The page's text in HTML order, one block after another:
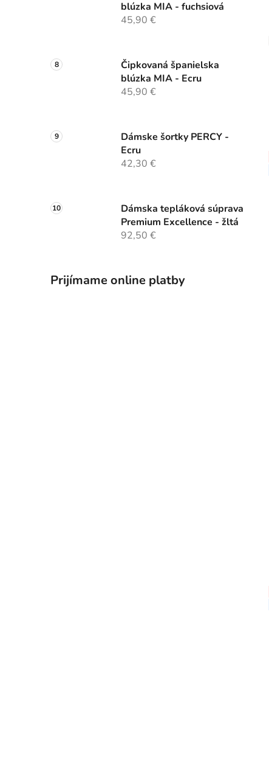
blúzka MIA - fuchsiová
45,90 €
Čipkovaná španielska
blúzka MIA - Ecru
45,90 €
Dámske šortky PERCY -
Ecru
42,30 €
Dámska tepláková súprava
Premium Excellence - žltá
92,50 €
Prijímame online platby